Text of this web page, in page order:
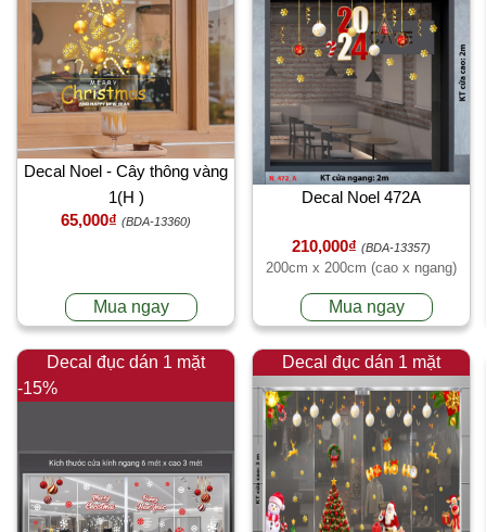
Decal Noel - Cây thông vàng
1(H )
65,000₫ (BDA-13360)
Mua ngay
Decal Noel 472A
210,000₫ (BDA-13357)
200cm x 200cm (cao x ngang)
Mua ngay
Decal đục dán 1 mặt
-15%
Decal đục dán 1 mặt